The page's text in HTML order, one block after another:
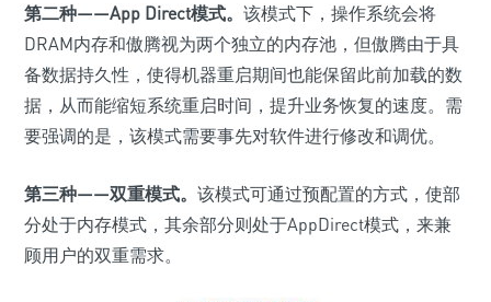
第二种——App Direct模式。 该模式下，操作系统会将
DRAM内存和傲腾视为两个独立的内存池，但傲腾由于具
备数据持久性，使得机器重启期间也能保留此前加载的数
据，从而能缩短系统重启时间，提升业务恢复的速度。需
要强调的是，该模式需要事先对软件进行修改和调优。
第三种——双重模式。 该模式可通过预配置的方式，使部
分处于内存模式，其余部分则处于AppDirect模式，来兼
顾用户的双重需求。